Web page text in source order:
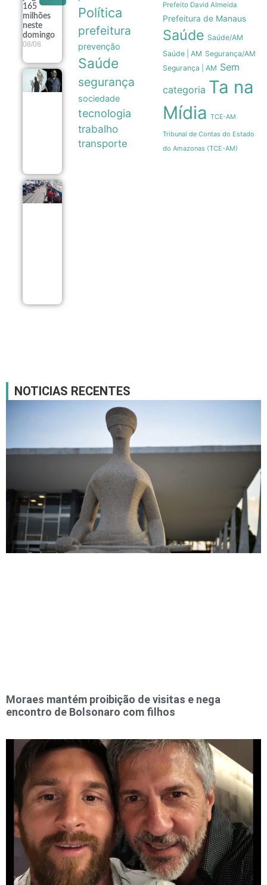
165
milhões
neste
domingo
08/08
Exposição
fotográfica
no Rio
revela a
estética e a
resistência
ambulantes
Política
prefeitura
prevenção
Saúde
segurança
sociedade
tecnologia
trabalho
transporte
Prefeito David Almeida
Prefeitura de Manaus
Saúde Saúde/AM
Saúde | AM Segurança/AM
Segurança | AM Sem
categoria Ta na
Mídia TCE-AM
Tribunal de Contas do Estado
do Amazonas (TCE-AM)
NOTICIAS RECENTES
Moraes mantém proibição de visitas e nega
encontro de Bolsonaro com filhos